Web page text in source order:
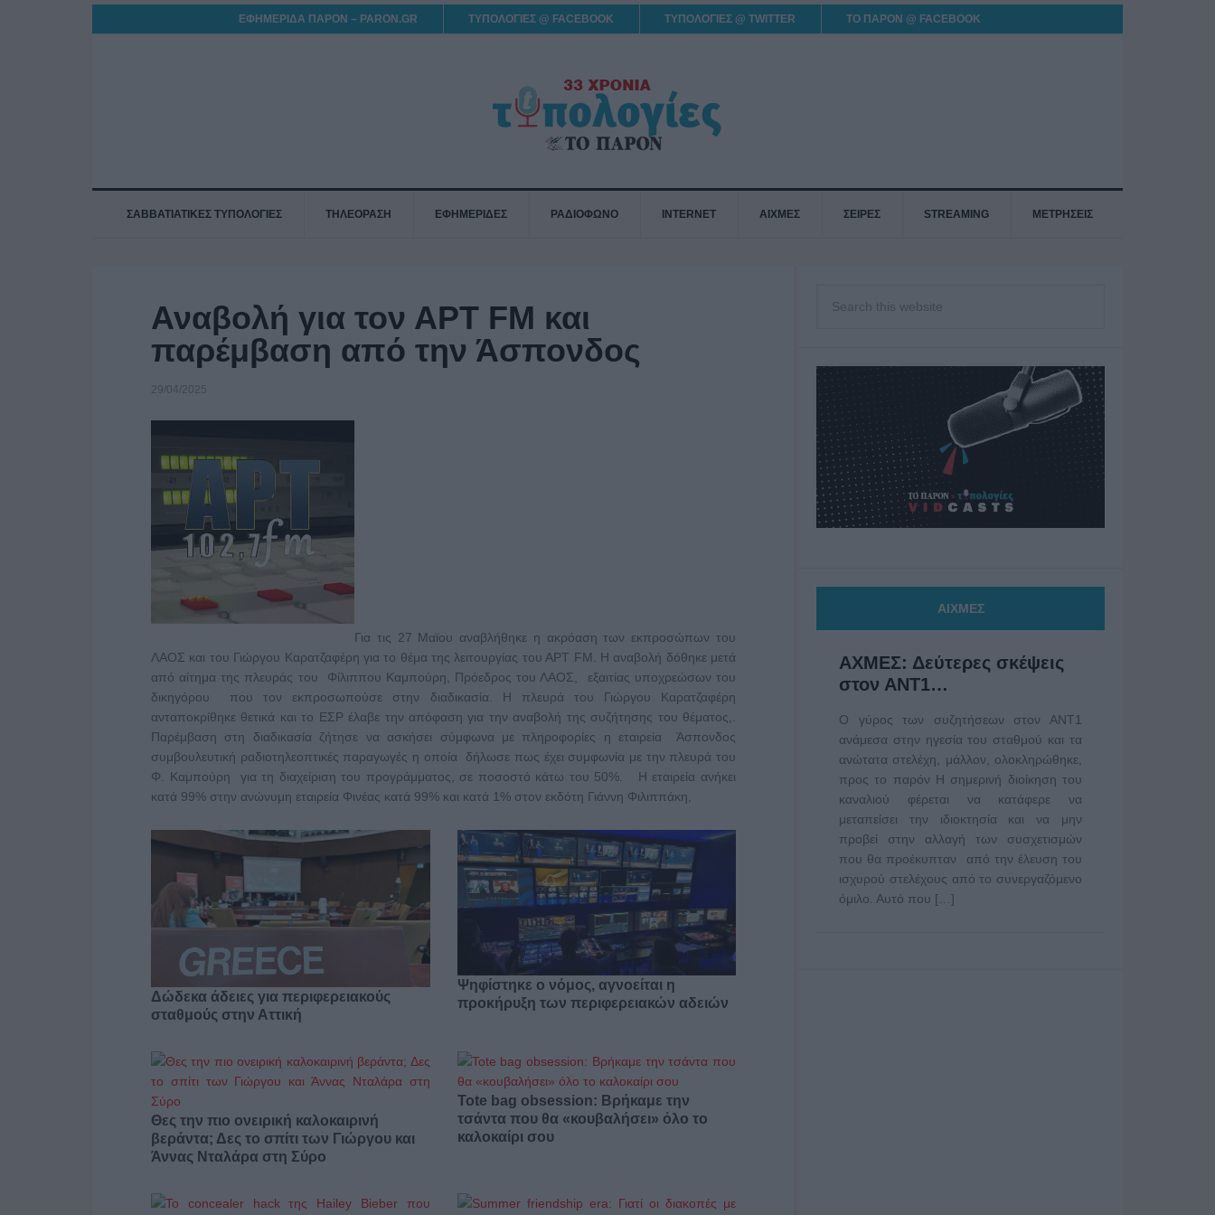
ΕΦΗΜΕΡΙΔΑ ΠΑΡΟΝ – PARON.GR ΤΥΠΟΛΟΓΙΕΣ @ FACEBOOK ΤΥΠΟΛΟΓΙΕΣ @ TWITTER ΤΟ ΠΑΡΟΝ @ FACEBOOK
ΣΑΒΒΑΤΙΑΤΙΚΕΣ ΤΥΠΟΛΟΓΙΕΣ ΤΗΛΕΟΡΑΣΗ ΕΦΗΜΕΡΙΔΕΣ ΡΑΔΙΟΦΩΝΟ INTERNET ΑΙΧΜΕΣ ΣΕΙΡΕΣ STREAMING ΜΕΤΡΗΣΕΙΣ
Αναβολή για τον ΑΡΤ FM και
παρέμβαση από την Άσπονδος
29/04/2025
Για τις 27 Μαϊου αναβλήθηκε η ακρόαση των εκπροσώπων του
ΛΑΟΣ και του Γιώργου Καρατζαφέρη για το θέμα της λειτουργίας του ΑΡΤ FM. Η αναβολή δόθηκε μετά
από αίτημα της πλευράς του Φίλιππου Καμπούρη, Πρόεδρος του ΛΑΟΣ, εξαιτίας υποχρεώσων του
δικηγόρου που τον εκπροσωπούσε στην διαδικασία. Η πλευρά του Γιώργου Καρατζαφέρη
ανταποκρίθηκε θετικά και το ΕΣΡ έλαβε την απόφαση για την αναβολή της συζήτησης του θέματος,.
Παρέμβαση στη διαδικασία ζήτησε να ασκήσει σύμφωνα με πληροφορίες η εταιρεία Άσπονδος
συμβουλευτική ραδιοτηλεοπτικές παραγωγές η οποία δήλωσε πως έχει συμφωνία με την πλευρά του
Φ. Καμπούρη για τη διαχείριση του προγράμματος, σε ποσοστό κάτω του 50%. Η εταιρεία ανήκει
κατά 99% στην ανώνυμη εταιρεία Φινέας κατά 99% και κατά 1% στον εκδότη Γιάννη Φιλιππάκη,
Δώδεκα άδειες για περιφερειακούς
σταθμούς στην Αττική
Ψηφίστηκε ο νόμος, αγνοείται η
προκήρυξη των περιφερειακών αδειών
Θες την πιο ονειρική καλοκαιρινή
βεράντα; Δες το σπίτι των Γιώργου και
Άννας Νταλάρα στη Σύρο
Tote bag obsession: Βρήκαμε την
τσάντα που θα «κουβαλήσει» όλο το
καλοκαίρι σου
ΑΙΧΜΕΣ
ΑΧΜΕΣ: Δεύτερες σκέψεις
στον ΑΝΤ1…
Ο γύρος των συζητήσεων στον ΑΝΤ1
ανάμεσα στην ηγεσία του σταθμού και τα
ανώτατα στελέχη, μάλλον, ολοκληρώθηκε,
προς το παρόν Η σημερινή διοίκηση του
καναλιού φέρεται να κατάφερε να
μεταπείσει την ιδιοκτησία και να μην
προβεί στην αλλαγή των συσχετισμών
που θα προέκυπταν από την έλευση του
ισχυρού στελέχους από το συνεργαζόμενο
όμιλο. Αυτό που […]